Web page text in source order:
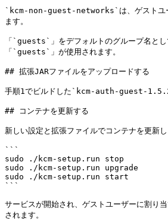
`kcm-non-guest-networks`は、ゲストユー
ます。
「`guests`」をデフォルトのグループ名と
「`guests`」が使用されます。
## 拡張JARファイルをアップロードする
手順1でビルドした`kcm-auth-guest-
## コンテナを更新する
新しい設定と拡張ファイルでコンテナを更新し
```
sudo ./kcm-setup.run stop
sudo ./kcm-setup.run upgrade
sudo ./kcm-setup.run start
```
サービスが開始され、ゲストユーザーに割り
されます。